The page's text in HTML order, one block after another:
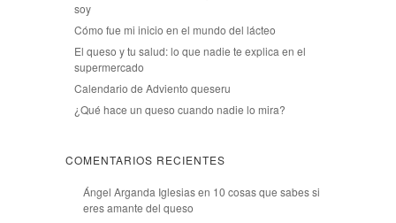
soy
Cómo fue mi inicio en el mundo del lácteo
El queso y tu salud: lo que nadie te explica en el
supermercado
Calendario de Adviento queseru
¿Qué hace un queso cuando nadie lo mira?
COMENTARIOS RECIENTES
Ángel Arganda Iglesiasen 10 cosas que sabes si
eres amante del queso